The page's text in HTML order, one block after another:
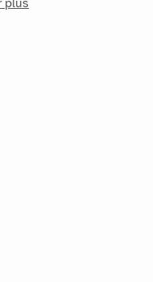
plus